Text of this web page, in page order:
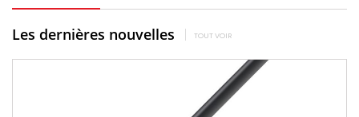
Les dernières nouvelles TOUT VOIR